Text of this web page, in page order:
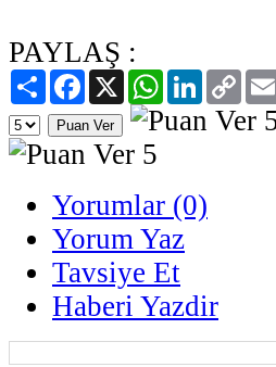
PAYLAŞ :
PaylaşFacebook
X WhatsAppLinkedIn
Copy
Link
Yorumlar (0)
Yorum Yaz
Tavsiye Et
Haberi Yazdir